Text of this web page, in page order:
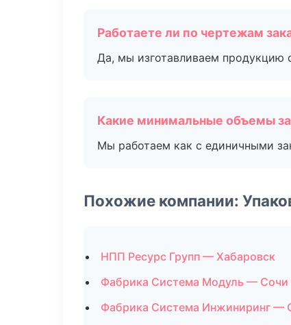
Работаете ли по чертежам
Да, мы изготавливаем продукцию
Какие минимальные объемы
Мы работаем как с единичными
Похожие компании:
НПП Ресурс Групп — Хабаровск
Фабрика Система Модуль — Сочи
Фабрика Система Инжиниринг —